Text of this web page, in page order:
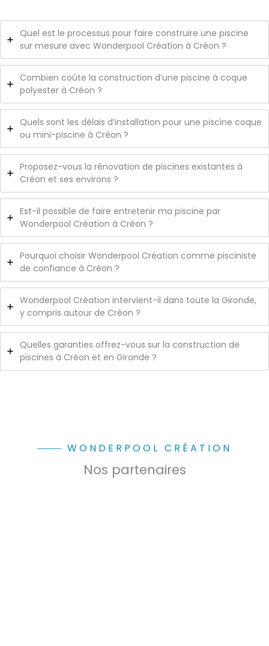
Quel est le processus pour faire construire une piscine
sur mesure avec Wonderpool Création à Créon ?
Combien coûte la construction d’une piscine à coque
polyester à Créon ?
Quels sont les délais d’installation pour une piscine coque
ou mini-piscine à Créon ?
Proposez-vous la rénovation de piscines existantes à
Créon et ses environs ?
Est-il possible de faire entretenir ma piscine par
Wonderpool Création à Créon ?
Pourquoi choisir Wonderpool Création comme pisciniste
de confiance à Créon ?
Wonderpool Création intervient-il dans toute la Gironde,
y compris autour de Créon ?
Quelles garanties offrez-vous sur la construction de
piscines à Créon et en Gironde ?
WONDERPOOL CRÉATION
Nos partenaires